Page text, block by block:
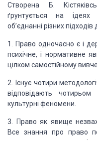
Створена Б.
ґрунтується на ідеях
об’єднанні різних підходів
1. Право одночасно є і
психічне, і нормативне
цілком самостійному
2. Існує чотири
відповідають
культурні феномени.
3. Право як явище
Все знання про право